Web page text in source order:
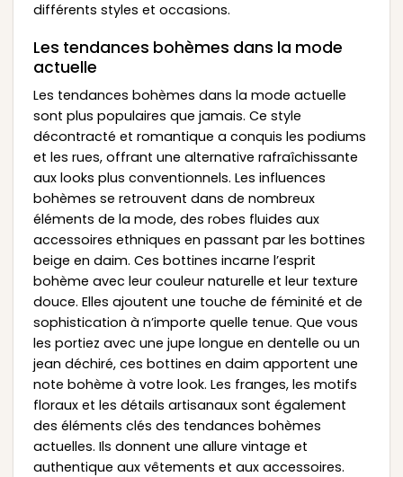
différents styles et occasions.
Les tendances bohèmes dans la mode
actuelle
Les tendances bohèmes dans la mode actuelle
sont plus populaires que jamais. Ce style
décontracté et romantique a conquis les podiums
et les rues, offrant une alternative rafraîchissante
aux looks plus conventionnels. Les influences
bohèmes se retrouvent dans de nombreux
éléments de la mode, des robes fluides aux
accessoires ethniques en passant par les bottines
beige en daim. Ces bottines incarne l’esprit
bohème avec leur couleur naturelle et leur texture
douce. Elles ajoutent une touche de féminité et de
sophistication à n’importe quelle tenue. Que vous
les portiez avec une jupe longue en dentelle ou un
jean déchiré, ces bottines en daim apportent une
note bohème à votre look. Les franges, les motifs
floraux et les détails artisanaux sont également
des éléments clés des tendances bohèmes
actuelles. Ils donnent une allure vintage et
authentique aux vêtements et aux accessoires.